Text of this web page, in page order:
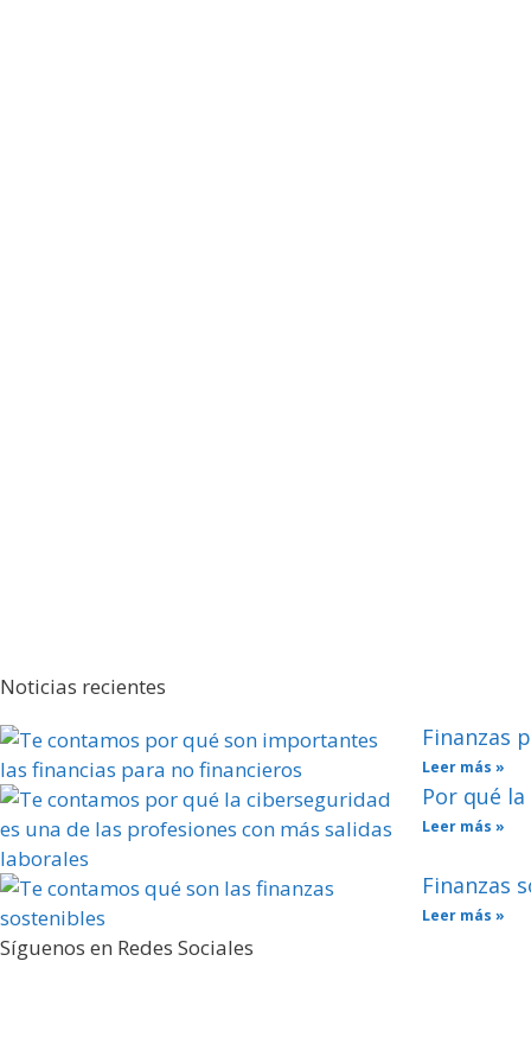
Noticias recientes
Finanzas
Leer más »
Por qué
Leer más »
Finanzas
Leer más »
Síguenos en Redes Sociales